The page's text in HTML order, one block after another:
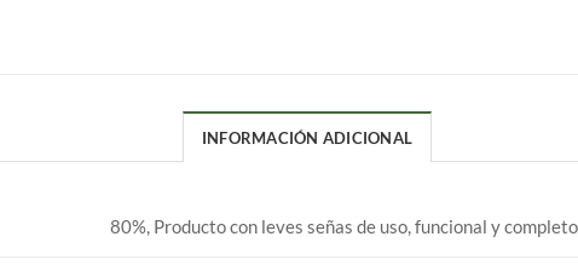
INFORMACIÓN ADICIONAL
80%, Producto con leves señas de uso, funcional y